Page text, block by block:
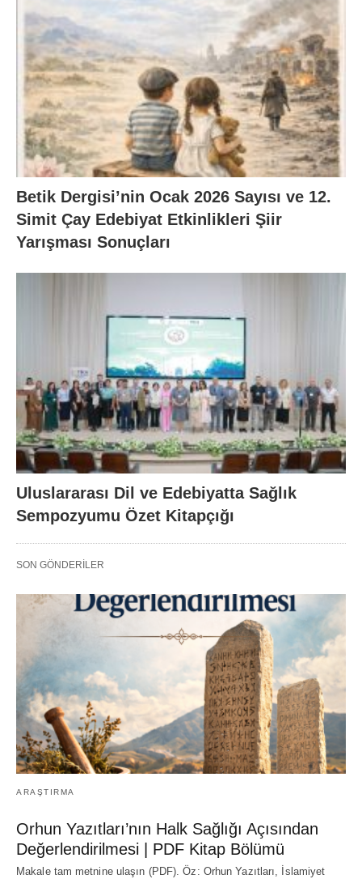
Betik Dergisi’nin Ocak 2026 Sayısı ve 12.
Simit Çay Edebiyat Etkinlikleri Şiir
Yarışması Sonuçları
Uluslararası Dil ve Edebiyatta Sağlık
Sempozyumu Özet Kitapçığı
SON GÖNDERILER
ARAŞTIRMA
Orhun Yazıtları’nın Halk Sağlığı Açısından
Değerlendirilmesi | PDF Kitap Bölümü
Makale tam metnine ulaşın (PDF). Öz: Orhun Yazıtları, İslamiyet